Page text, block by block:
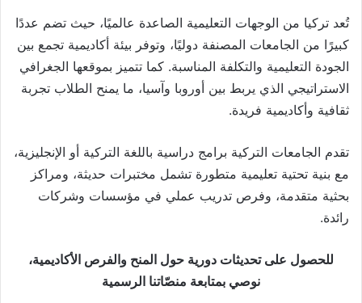
تُعد تركيا من الوجهات التعليمية الصاعدة عالميًا، حيث تضم عددًا
كبيرًا من الجامعات المصنفة دوليًا، وتوفر بيئة أكاديمية تجمع بين
الجودة التعليمية والتكلفة المناسبة. كما تتميز بموقعها الجغرافي
الاستراتيجي الذي يربط بين أوروبا وآسيا، ما يمنح الطلاب تجربة
ثقافية وأكاديمية فريدة.
تقدم الجامعات التركية برامج دراسية باللغة التركية أو الإنجليزية،
مع بنية تحتية تعليمية متطورة تشمل مختبرات حديثة، ومراكز
بحثية متقدمة، وفرص تدريب عملي في مؤسسات وشركات
رائدة.
للحصول على تحديثات دورية حول المنح والفرص الأكاديمية،
نوصي بمتابعة منصّاتنا الرسمية